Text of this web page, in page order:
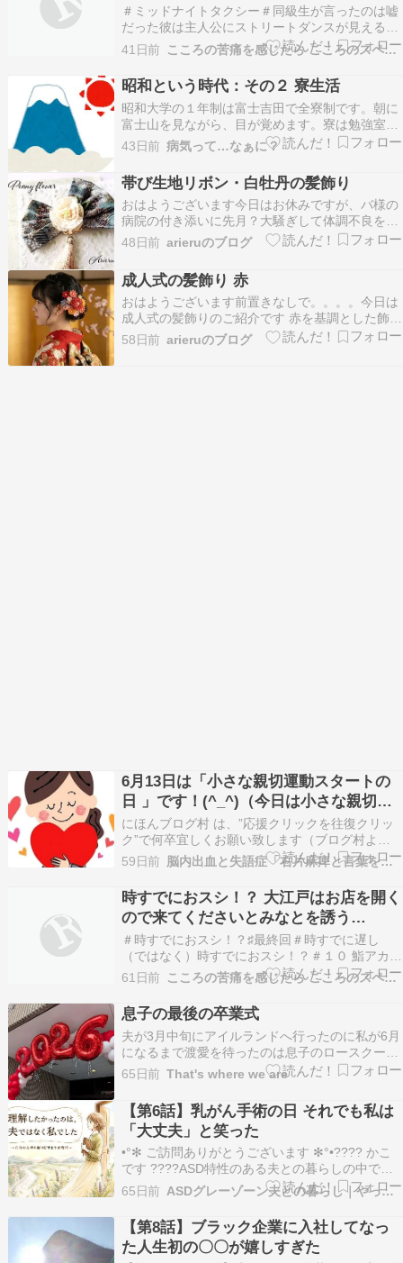
＃ミッドナイトタクシー＃同級生が言ったのは嘘
だった彼は主人公にストリートダンスが見える場
所また載せてもらうことに。彼らは学生時代の話
に盛り上がる。学生時代占いを趣味にしていた同
級生の元に他の生徒達からお願いされて、同級生
は主人公を巻き込み、2人で占っていたら評判に
なり、占った人…
41日前 こころの苦痛を感じたら こころのスペース
昭和という時代：その２ 寮生活
昭和大学の１年制は富士吉田で全寮制です。朝に
富士山を見ながら、目が覚めます。寮は勉強室と
寝室があり、６人部屋です。学部構成は自分の部
屋は医学部３人、薬学部２人、歯学部の１人で
す。色々な思い出があります。薬学部の１人が歯
学部の女の子を好きになったんだけど…その女の
子の興味は自分に…
43日前 病気って…なぁに？
帯び生地リボン・白牡丹の髪飾り
おはようございます今日はお休みですが、バ様の
病院の付き添いに先月？大騒ぎして体調不良を訴
え娘の仕事場に私の仕事場の連絡先をきくため電
話して、娘から私の仕事先まで電話がくるとい
う、しかも娘は病院に連絡し、保留のまま で、結
局なんでもないようは、軽い熱中症だったのかも
しれないが、か…
48日前 arieruのブログ
成人式の髪飾り 赤
おはようございます前置きなしで。。。。今日は
成人式の髪飾りのご紹介です 赤を基調とした飾り
です実はこちらは４個のパーツになっていて アレ
ンジが自由にききます クリーマで販売中です つ
58日前 arieruのブログ
6月13日は「小さな親切運動スタートの
日 」です！(^_^)（今日は小さな親切の
日2026）
にほんブログ村 は、”応援クリックを往復クリッ
ク”で何卒宜しくお願い致します（ブログ村より
帰って来てもらえれば、OUTポイントが入ります
ので、なお嬉しいです。） 人気ブログランキング
は、応援クリックを何卒宜しくお願い致します 6
月12日（金）の金曜日の大阪府は日差し届いて、
昼…
59日前 脳内出血と失語症「右片麻痺と言葉を失った人間」
時すでにおスシ！？ 大江戸はお店を開く
ので来てくださいとみなとを誘う
が・・・・
＃時すでにおスシ！？♯最終回＃時すでに遅し
（ではなく）時すでにおスシ！？＃１０ 鮨アカデ
ミーで講師としてのやりがいを見つけた反面、再
び自分の手でお客さんに鮨を握りたい、店を持ち
たいという素直な思いをみなと（永作博美）に吐
露した大江戸（松山ケンイチ）。みなともまた、
スーパーの新店…
61日前 こころの苦痛を感じたら こころのスペース
息子の最後の卒業式
夫が3月中旬にアイルランドへ行ったのに私が6月
になるまで渡愛を待ったのは息子のロースクール
の卒業式のため （サウス・カロライナからペンシ
ルバニアに帰って来て家を片づけないといけない
のもあったけれど） PhDを取るつもりはないと言
うのでおそらく、息子はこれが最後の卒業式 法律
とい…
65日前 That's where we are
【第6話】乳がん手術の日 それでも私は
「大丈夫」と笑った
•°✻ ご訪問ありがとうございます ✻°•???? かこ
です ????ASD特性のある夫との暮らしの中で
「夫とどう関わればいいのか」それよりもっと大
切だったことがありましたここでは日々の中で感
じたことを綴っています︎︎
*.????????????????????︎︎*.????…
65日前 ASDグレーゾーン夫との暮らし｜やっぱり私らしく。
【第8話】ブラック企業に入社してなっ
た人生初の〇〇が嬉しすぎた